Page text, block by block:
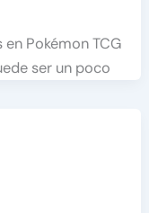
Pokémon TCG
ser un poco